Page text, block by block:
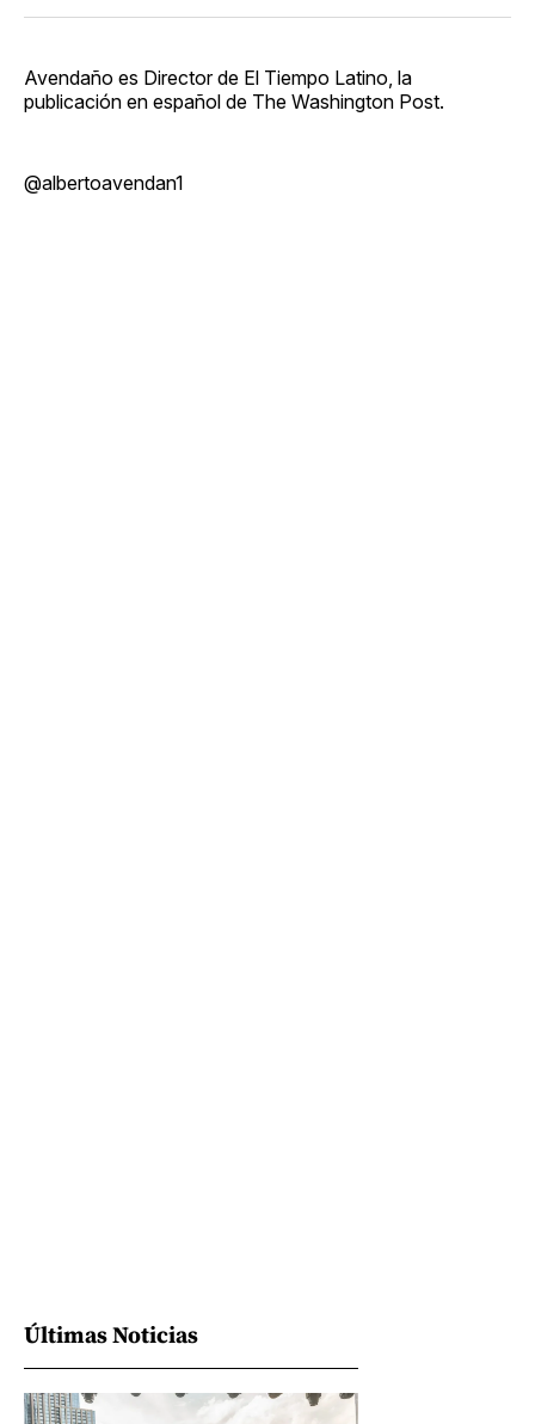
Avendaño es Director de El Tiempo Latino, la
publicación en español de The Washington Post.
@albertoavendan1
Últimas Noticias